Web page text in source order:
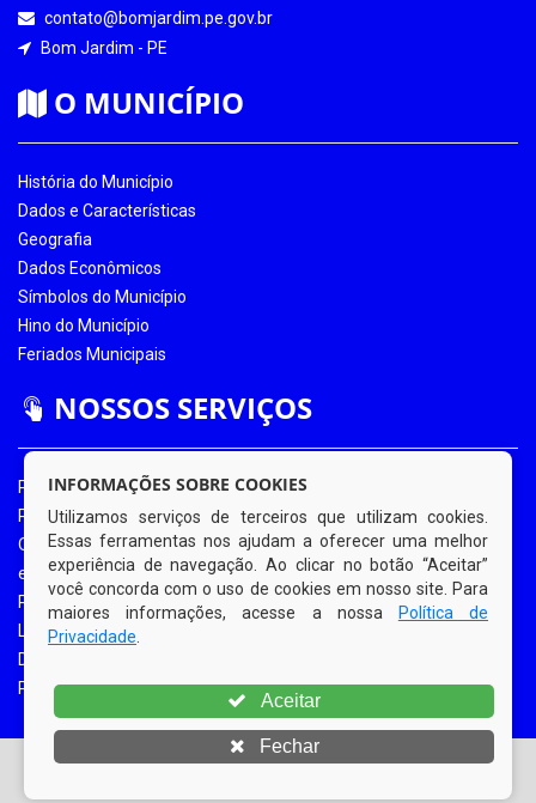
contato@bomjardim.pe.gov.br
Bom Jardim - PE
O MUNICÍPIO
História do Município
Dados e Características
Geografia
Dados Econômicos
Símbolos do Município
Hino do Município
Feriados Municipais
NOSSOS SERVIÇOS
Portal da Transparência
Portal da Transparência COVID-19
Ouvidoria Eletrônica
e-SIC
Processos de Licitação
Licitações em Andamento
Diário Oficial
Portal do Contribuinte
© Copyright 2026 Prefeitura Municipal de Bom Jardim |
INFORMAÇÕES SOBRE COOKIES
Utilizamos serviços de terceiros que utilizam cookies.
Essas ferramentas nos ajudam a oferecer uma melhor
experiência de navegação. Ao clicar no botão “Aceitar”
você concorda com o uso de cookies em nosso site. Para
maiores informações, acesse a nossa
Política de
Privacidade
Aceitar
Fechar